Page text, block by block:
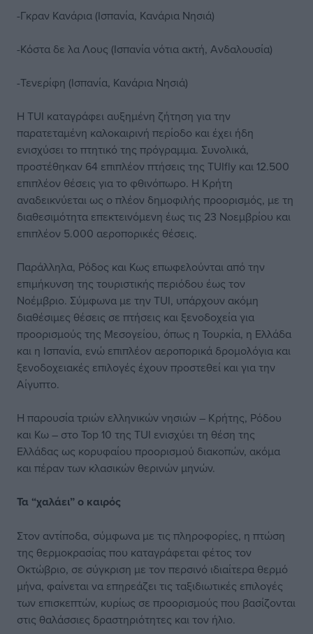
-Γκραν Κανάρια (Ισπανία, Κανάρια Νησιά)
-Κόστα δε λα Λους (Ισπανία νότια ακτή, Ανδαλουσία)
-Τενερίφη (Ισπανία, Κανάρια Νησιά)
Η TUI καταγράφει αυξημένη ζήτηση για την
παρατεταμένη καλοκαιρινή περίοδο και έχει ήδη
ενισχύσει το πτητικό της πρόγραμμα. Συνολικά,
προστέθηκαν 64 επιπλέον πτήσεις της TUIfly και 12.500
επιπλέον θέσεις για το φθινόπωρο. Η Κρήτη
αναδεικνύεται ως ο πλέον δημοφιλής προορισμός, με τη
διαθεσιμότητα επεκτεινόμενη έως τις 23 Νοεμβρίου και
επιπλέον 5.000 αεροπορικές θέσεις.
Παράλληλα, Ρόδος και Κως επωφελούνται από την
επιμήκυνση της τουριστικής περιόδου έως τον
Νοέμβριο. Σύμφωνα με την TUI, υπάρχουν ακόμη
διαθέσιμες θέσεις σε πτήσεις και ξενοδοχεία για
προορισμούς της Μεσογείου, όπως η Τουρκία, η Ελλάδα
και η Ισπανία, ενώ επιπλέον αεροπορικά δρομολόγια και
ξενοδοχειακές επιλογές έχουν προστεθεί και για την
Αίγυπτο.
Η παρουσία τριών ελληνικών νησιών – Κρήτης, Ρόδου
και Κω – στο Top 10 της TUI ενισχύει τη θέση της
Ελλάδας ως κορυφαίου προορισμού διακοπών, ακόμα
και πέραν των κλασικών θερινών μηνών.
Τα “χαλάει” ο καιρός
Στον αντίποδα, σύμφωνα με τις πληροφορίες, η πτώση
της θερμοκρασίας που καταγράφεται φέτος τον
Οκτώβριο, σε σύγκριση με τον περσινό ιδιαίτερα θερμό
μήνα, φαίνεται να επηρεάζει τις ταξιδιωτικές επιλογές
των επισκεπτών, κυρίως σε προορισμούς που βασίζονται
στις θαλάσσιες δραστηριότητες και τον ήλιο.